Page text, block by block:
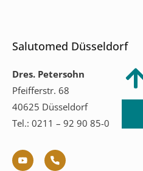
Salutomed Düsseldorf
Dres. Petersohn
Pfeifferstr. 68
40625 Düsseldorf
Tel.: 0211 – 92 90 85-0